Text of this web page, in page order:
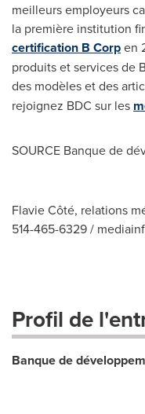
meilleurs employeurs
la première institution
certification B Corpen
produits et services de
des modèles et des
rejoignez BDC sur les
SOURCE Banque de
Flavie Côté, relations
514-465-6329 /
Profil de
Banque de